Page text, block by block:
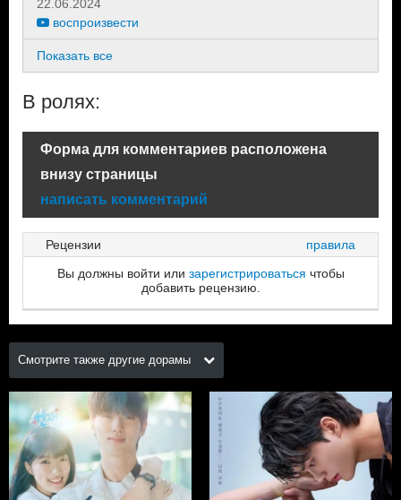
22.06.2024
воспроизвести
Показать все
В ролях:
Форма для комментариев расположена
внизу страницы
написать комментарий
Рецензии
правила
Вы должны войти или зарегистрироваться чтобы
добавить рецензию.
Смотрите также другие дорамы